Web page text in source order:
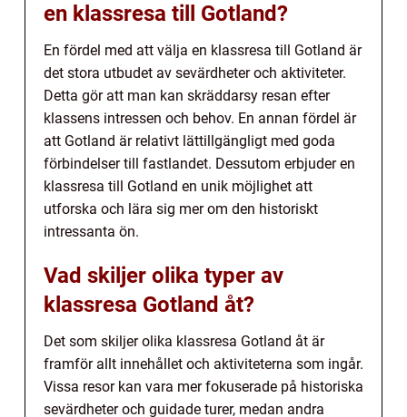
en klassresa till Gotland?
En fördel med att välja en klassresa till Gotland är
det stora utbudet av sevärdheter och aktiviteter.
Detta gör att man kan skräddarsy resan efter
klassens intressen och behov. En annan fördel är
att Gotland är relativt lättillgängligt med goda
förbindelser till fastlandet. Dessutom erbjuder en
klassresa till Gotland en unik möjlighet att
utforska och lära sig mer om den historiskt
intressanta ön.
Vad skiljer olika typer av
klassresa Gotland åt?
Det som skiljer olika klassresa Gotland åt är
framför allt innehållet och aktiviteterna som ingår.
Vissa resor kan vara mer fokuserade på historiska
sevärdheter och guidade turer, medan andra